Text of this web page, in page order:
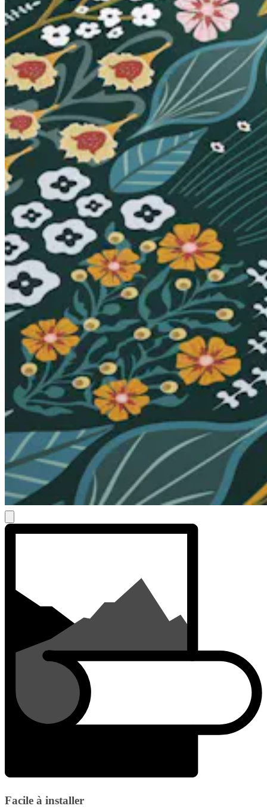
Facile à installer